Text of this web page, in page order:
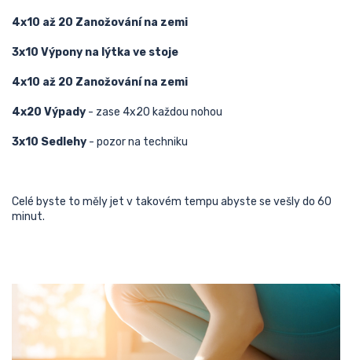
4x10 až 20 Zanožování na zemi
3x10 Výpony na lýtka ve stoje
4x10 až 20 Zanožování na zemi
4x20 Výpady - zase 4x20 každou nohou
3x10 Sedlehy - pozor na techniku
Celé byste to měly jet v takovém tempu abyste se vešly do 60
minut.